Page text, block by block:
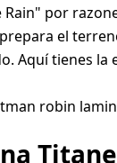
por
el
Aquí tienes la
robin